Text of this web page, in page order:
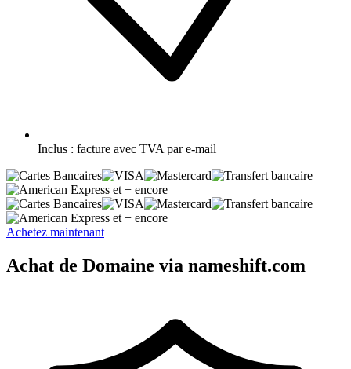
Inclus : facture avec TVA par e-mail
et + encore
et + encore
Achetez maintenant
Achat de Domaine via nameshift.com